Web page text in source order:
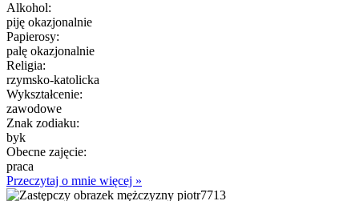
Alkohol:
piję okazjonalnie
Papierosy:
palę okazjonalnie
Religia:
rzymsko-katolicka
Wykształcenie:
zawodowe
Znak zodiaku:
byk
Obecne zajęcie:
praca
Przeczytaj o mnie więcej »